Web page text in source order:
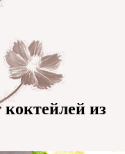
из